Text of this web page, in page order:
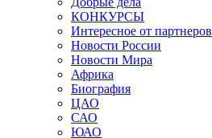
КОНКУРСЫ
Интересное от партнеров
Новости России
Новости Мира
Африка
Биография
ЦАО
САО
ЮАО